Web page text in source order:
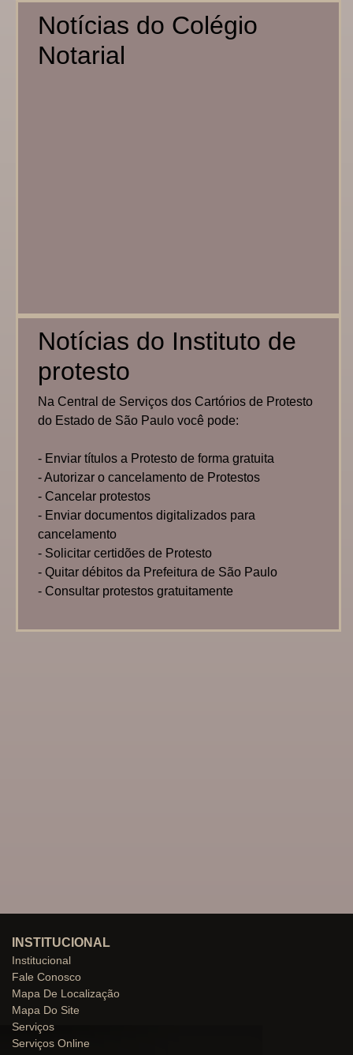
Notícias do Colégio
Notarial
Notícias do Instituto de
protesto
Na Central de Serviços dos Cartórios de Protesto
do Estado de São Paulo você pode:
- Enviar títulos a Protesto de forma gratuita
- Autorizar o cancelamento de Protestos
- Cancelar protestos
- Enviar documentos digitalizados para
cancelamento
- Solicitar certidões de Protesto
- Quitar débitos da Prefeitura de São Paulo
- Consultar protestos gratuitamente
INSTITUCIONAL
Institucional
Fale Conosco
Mapa De Localização
Mapa Do Site
Serviços
Serviços Online